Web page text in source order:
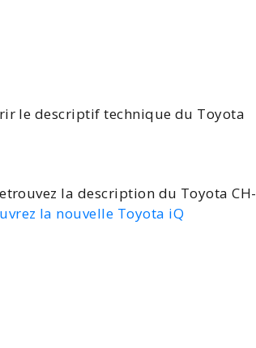
le descriptif technique du Toyota
la description du Toyota CH-
la nouvelle Toyota iQ